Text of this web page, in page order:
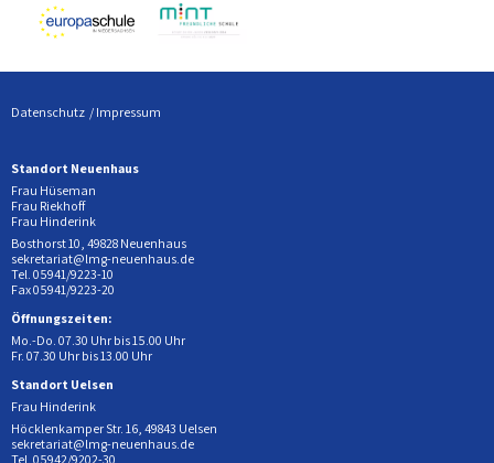
Datenschutz Impressum
Standort Neuenhaus
Frau Hüseman
Frau Riekhoff
Frau Hinderink
Bosthorst 10, 49828 Neuenhaus
sekretariat@lmg-neuenhaus.de
Tel. 05941/9223-10
Fax 05941/9223-20
Öffnungszeiten:
Mo.-Do. 07.30 Uhr bis 15.00 Uhr
Fr. 07.30 Uhr bis 13.00 Uhr
Standort Uelsen
Frau Hinderink
Höcklenkamper Str. 16, 49843 Uelsen
sekretariat@lmg-neuenhaus.de
Tel. 05942/9202-30